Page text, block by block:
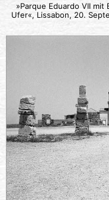
»Parque Eduardo VII
Ufer«, Lissabon, 20.